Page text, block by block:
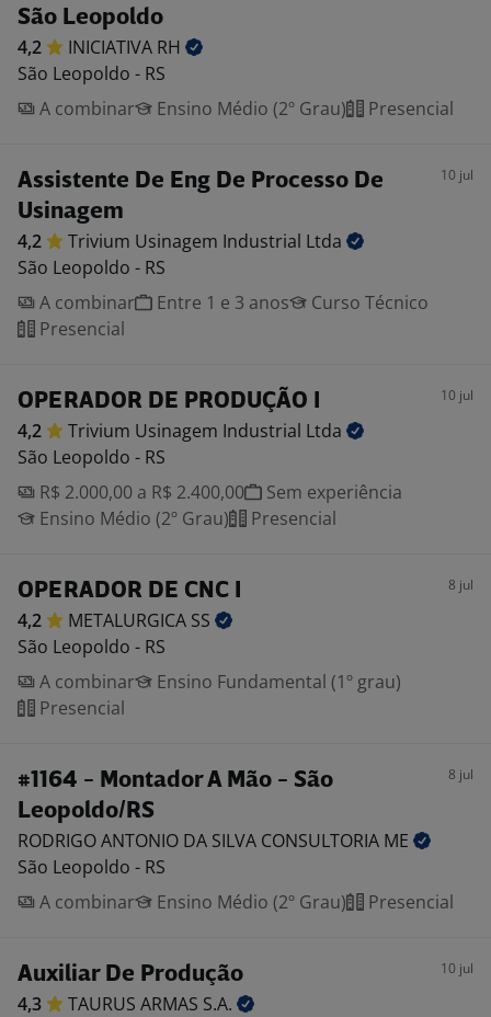
São Leopoldo
4,2 INICIATIVA RH
São Leopoldo - RS
A combinar
Ensino Médio (2º Grau) Presencial
Assistente De Eng De Processo De
Usinagem
10 jul
4,2 Trivium Usinagem Industrial Ltda
São Leopoldo - RS
A combinar
Entre 1 e 3 anos
Curso Técnico
Presencial
OPERADOR DE PRODUÇÃO I 10 jul
4,2 Trivium Usinagem Industrial Ltda
São Leopoldo - RS
R$ 2.000,00 a R$ 2.400,00
Sem experiência
Ensino Médio (2º Grau)
Presencial
OPERADOR DE CNC I 8 jul
4,2 METALURGICA SS
São Leopoldo - RS
A combinar
Ensino Fundamental (1º grau)
Presencial
#1164 - Montador A Mão - São
Leopoldo/RS
8 jul
RODRIGO ANTONIO DA SILVA CONSULTORIA ME
São Leopoldo - RS
A combinar
Ensino Médio (2º Grau) Presencial
Auxiliar De Produção 10 jul
4,3 TAURUS ARMAS S.A.